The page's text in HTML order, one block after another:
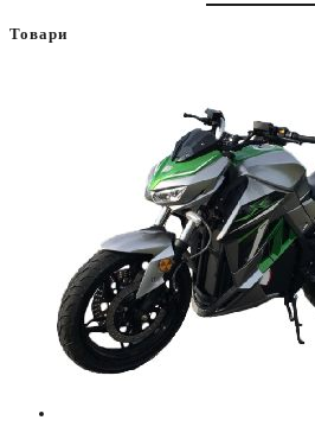
Товари